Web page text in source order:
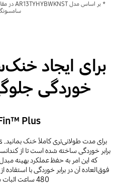
برای ایجاد
خوردگی
Plus
برابر خوردگی ساخته شده است تا از
که این امر به حفظ عملکرد بهینه
480 ساعت اثبات شده است*.